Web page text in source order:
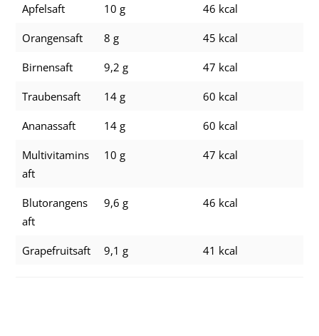
Apfelsaft 10 g 46 kcal
Orangensaft 8 g 45 kcal
Birnensaft 9,2 g 47 kcal
Traubensaft 14 g 60 kcal
Ananassaft 14 g 60 kcal
Multivitamins
aft
10 g 47 kcal
Blutorangens
aft
9,6 g 46 kcal
Grapefruitsaft 9,1 g 41 kcal